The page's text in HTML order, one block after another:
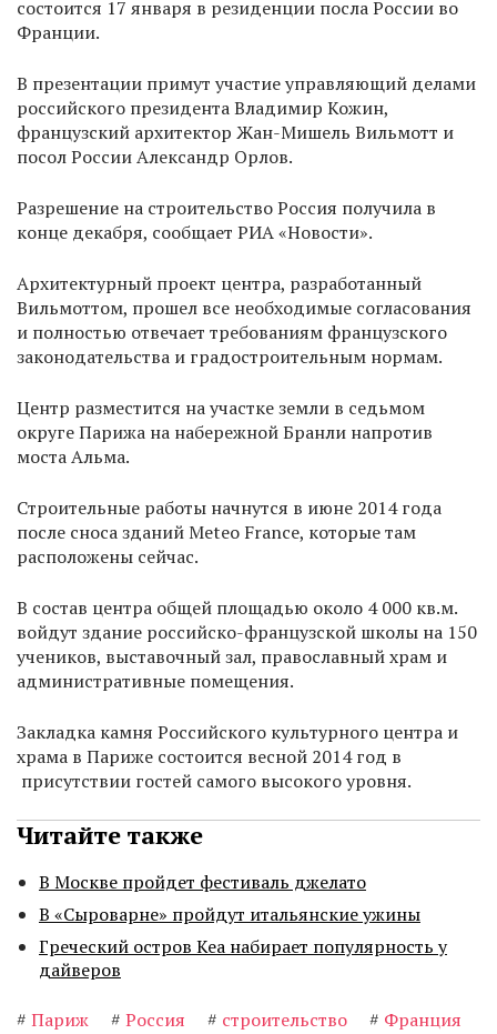
состоится 17 января в резиденции посла России во
Франции.
В презентации примут участие управляющий делами
российского президента Владимир Кожин,
французский архитектор Жан-Мишель Вильмотт и
посол России Александр Орлов.
Разрешение на строительство Россия получила в
конце декабря, сообщает РИА «Новости».
Архитектурный проект центра, разработанный
Вильмоттом, прошел все необходимые согласования
и полностью отвечает требованиям французского
законодательства и градостроительным нормам.
Центр разместится на участке земли в седьмом
округе Парижа на набережной Бранли напротив
моста Альма.
Строительные работы начнутся в июне 2014 года
после сноса зданий Meteo France, которые там
расположены сейчас.
В состав центра общей площадью около 4 000 кв.м.
войдут здание российско-французской школы на 150
учеников, выставочный зал, православный храм и
административные помещения.
Закладка камня Российского культурного центра и
храма в Париже состоится весной 2014 год в
присутствии гостей самого высокого уровня.
Читайте также
В Москве пройдет фестиваль джелато
В «Сыроварне» пройдут итальянские ужины
Греческий остров Кеа набирает популярность у
дайверов
# Париж # Россия # строительство # Франция